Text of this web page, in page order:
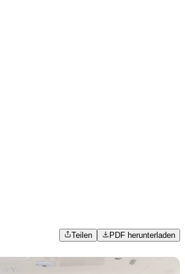
Teilen PDF herunterladen